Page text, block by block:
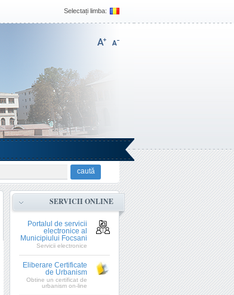
Selectați limba:
SERVICII ONLINE
Portalul de servicii
electronice al
Municipiului Focsani
Servicii electronice
Eliberare Certificate
de Urbanism
Obtine un certificat de
urbanism on-line